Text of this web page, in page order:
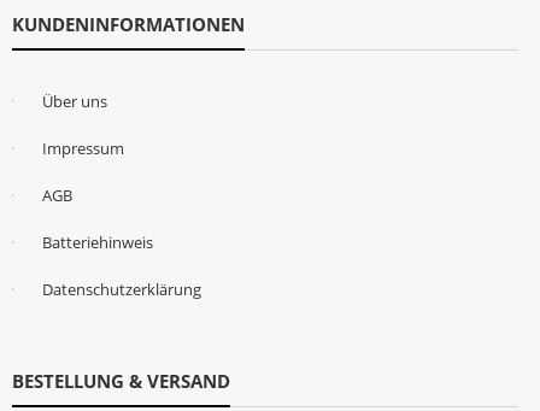
KUNDENINFORMATIONEN
Über uns
Impressum
AGB
Batteriehinweis
Datenschutzerklärung
BESTELLUNG & VERSAND